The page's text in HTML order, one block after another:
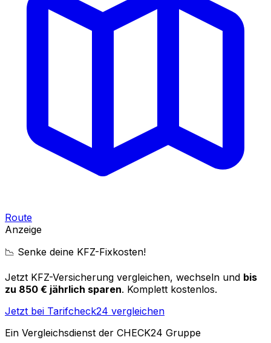
Route
Anzeige
📉 Senke deine KFZ-Fixkosten!
Jetzt KFZ-Versicherung vergleichen, wechseln und bis
zu 850 € jährlich sparen. Komplett kostenlos.
Jetzt bei Tarifcheck24 vergleichen
Ein Vergleichsdienst der CHECK24 Gruppe